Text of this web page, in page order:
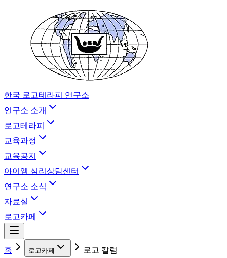
한국 로고테라피 연구소
연구소 소개
로고테라피
교육과정
교육공지
아이엠 심리상담센터
연구소 소식
자료실
로고카페
홈 로고카페 로고 칼럼